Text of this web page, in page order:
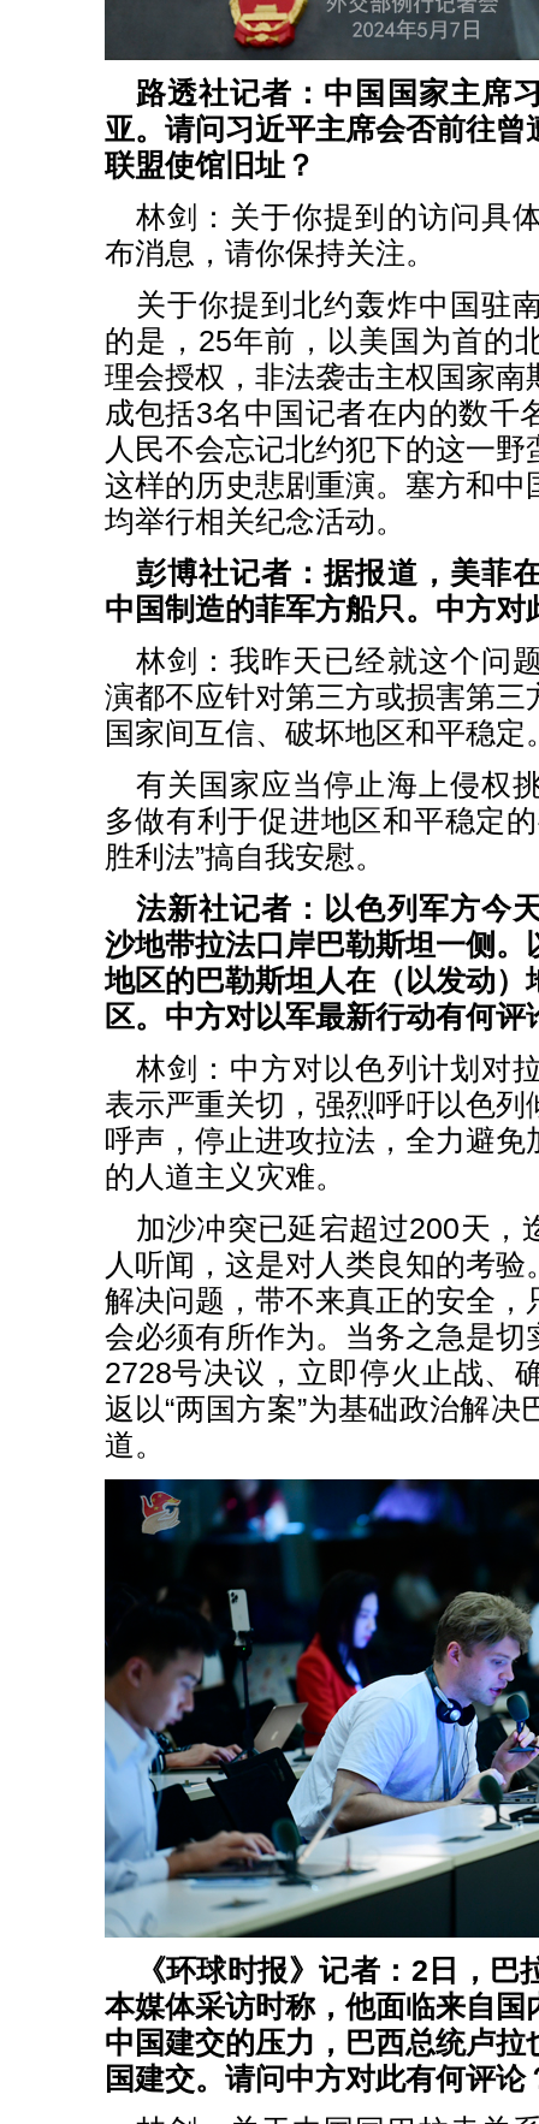
路透社记者：中国国家主席
亚。请问习近平主席会否前往曾
联盟使馆旧址？
林剑：关于你提到的访问具
布消息，请你保持关注。
关于你提到北约轰炸中国驻
的是，25年前，以美国为首的
理会授权，非法袭击主权国家南
成包括3名中国记者在内的数千
人民不会忘记北约犯下的这一
这样的历史悲剧重演。塞方和中
均举行相关纪念活动。
彭博社记者：据报道，美菲
中国制造的菲军方船只。中方对
林剑：我昨天已经就这个问
演都不应针对第三方或损害第三
国家间互信、破坏地区和平稳定
有关国家应当停止海上侵权
多做有利于促进地区和平稳定
胜利法”搞自我安慰。
法新社记者：以色列军方今
沙地带拉法口岸巴勒斯坦一侧。
地区的巴勒斯坦人在（以发动）
区。中方对以军最新行动有何评
林剑：中方对以色列计划对
表示严重关切，强烈呼吁以色列
呼声，停止进攻拉法，全力避
的人道主义灾难。
加沙冲突已延宕超过200天，
人听闻，这是对人类良知的考
解决问题，带不来真正的安全，
会必须有所作为。当务之急是切
2728号决议，立即停火止战、
返以“两国方案”为基础政治解
道。
《环球时报》记者：2日，
本媒体采访时称，他面临来自国
中国建交的压力，巴西总统卢拉
国建交。请问中方对此有何评论